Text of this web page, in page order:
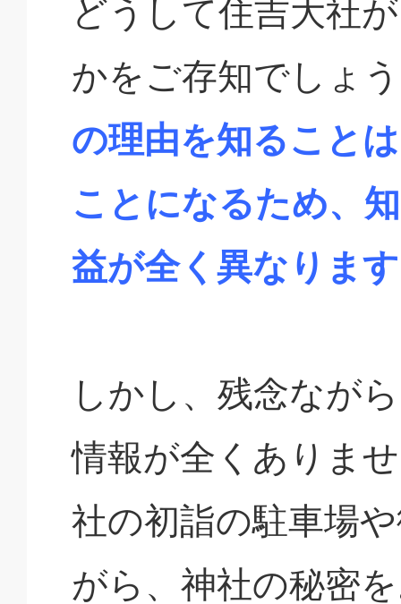
どうして住吉大社
かをご存知でしょ
の理由を知ること
ことになるため、
益が全く異なりま
しかし、残念なが
情報が全くありま
社の初詣の駐車場
がら、神社の秘密